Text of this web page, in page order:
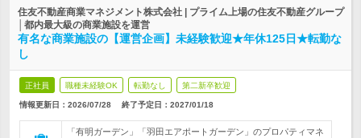
住友不動産商業マネジメント株式会社 | プライム上場の住友不動産グループ
│都内最大級の商業施設を運営
有名な商業施設の【運営企画】未経験歓迎★年休125日★転勤な
し
正社員 職種未経験OK 転勤なし 第二新卒歓迎
情報更新日：2026/07/28 終了予定日： 2027/01/18
「有明ガーデン」「羽田エアポートガーデン」のプロパティマネ